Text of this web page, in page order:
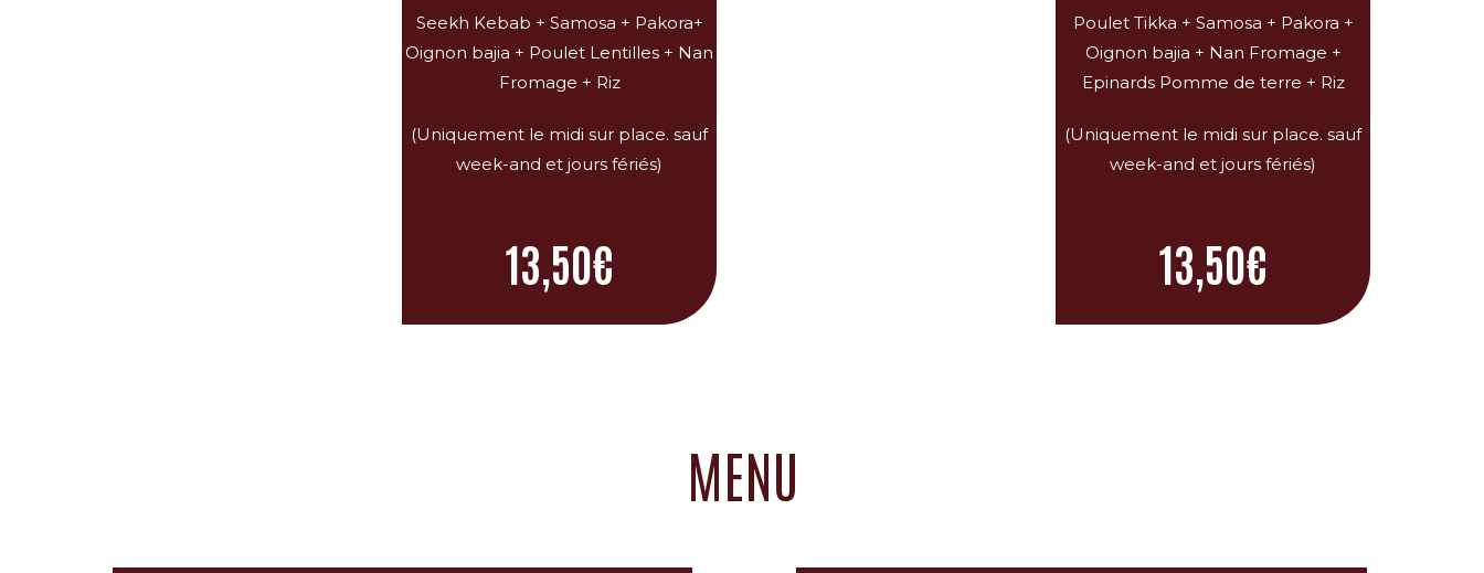
Seekh Kebab + Samosa + Pakora+
Oignon bajia + Poulet Lentilles + Nan
Fromage + Riz
(Uniquement le midi sur place. sauf
week-and et jours fériés)
13,50€
Poulet Tikka + Samosa + Pakora +
Oignon bajia + Nan Fromage +
Epinards Pomme de terre + Riz
(Uniquement le midi sur place. sauf
week-and et jours fériés)
13,50€
MENU